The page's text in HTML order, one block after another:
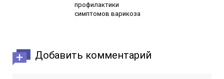
профилактики
симптомов варикоза
Добавить комментарий